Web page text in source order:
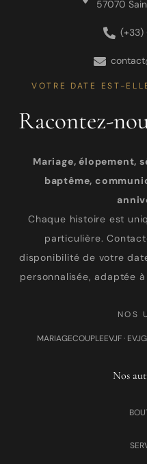
57070
(+33)
VOTRE DATE EST-
Racontez-
Mariage, élopement,
baptême,
Chaque histoire est
particulière.
disponibilité de votre
personnalisée, adaptée
NOS
MARIAGECOUPLEEVJF · EVJG
Nos